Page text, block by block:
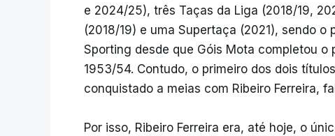
e 2024/25), três Taças da Liga (2018/19,
(2018/19) e uma Supertaça (2021), sendo
Sporting desde que Góis Mota completou o
1953/54. Contudo, o primeiro dos dois
conquistado a meias com Ribeiro Ferreira,
Por isso, Ribeiro Ferreira era, até hoje, o